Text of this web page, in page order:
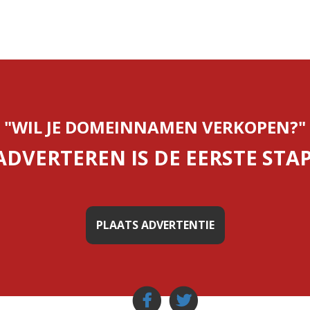
"WIL JE DOMEINNAMEN VERKOPEN?"
IS DE EERSTE
PLAATS ADVERTENTIE